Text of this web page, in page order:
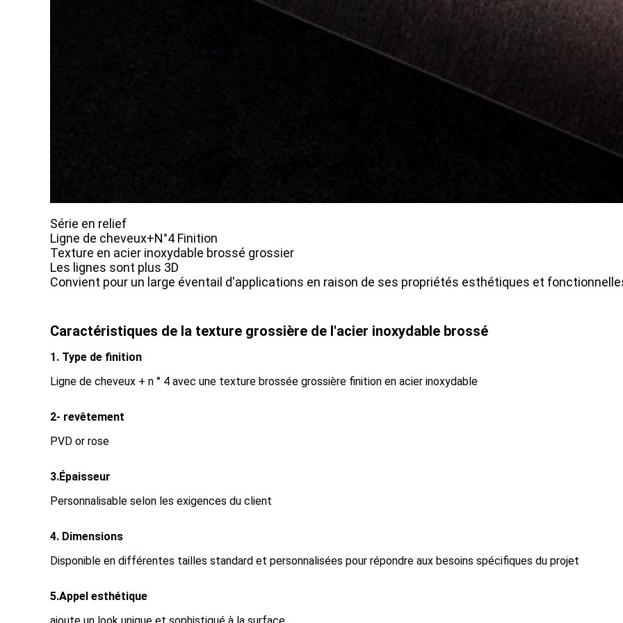
Série en relief
Ligne de cheveux+N°4 Finition
Texture en acier inoxydable brossé grossier
Les lignes sont plus 3D
Convient pour un large éventail d'applications en raison de ses propriétés esthétiques et
Caractéristiques de la texture grossière de l'acier inoxydable brossé
1. Type de finition
Ligne de cheveux + n ° 4 avec une texture brossée grossière finition en acier inoxydable
2- revêtement
PVD or rose
3.Épaisseur
Personnalisable selon les exigences du client
4. Dimensions
Disponible en différentes tailles standard et personnalisées pour répondre aux besoins spécifiques du projet
5.Appel esthétique